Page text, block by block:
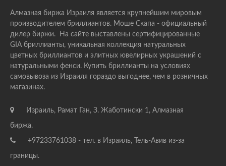
Алмазная биржа Израиля является крупнейшим мировым
производителем бриллиантов. Моше Скапа - официальный
дилер биржи. На сайте выставлены сертифицированные
GIA бриллианты, уникальная коллекция натуральных
цветных бриллиантов и элитных ювелирных украшений с
натуральными фенси. Купить бриллианты на условиях
самовывоза из Израиля гораздо выгоднее, чем в розничных
магазинах.
Израиль, Рамат Ган, З. Жаботински 1, Алмазная
биржа.
+97233761038 - тел. в Израиль, Тель-Авив из-за
границы.